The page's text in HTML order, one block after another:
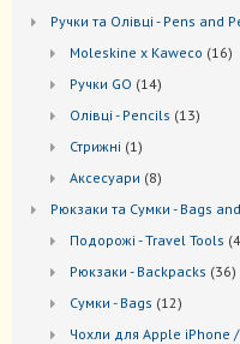
Ручки та Олівці - Pens and
Moleskine x Kaweco 1616
Ручки GO 1414
Oлівці - Pencils 1313
Стрижні 1 1
Аксесуари 88
Рюкзаки та Cумки - Bags
Подорожі - Travel Tools 4
Рюкзаки - Backpacks 3636
Сумки - Bags 1212
Чохли для Apple iPhone